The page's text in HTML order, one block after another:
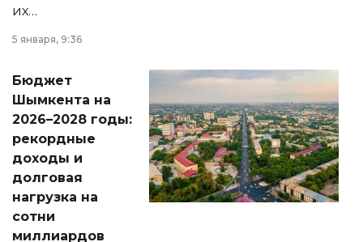
их
принести
народу
Венесуэлы.
5 января, 9:36
Бюджет
Шымкента на
2026–2028 годы:
рекордные
доходы и
долговая
нагрузка на
сотни
миллиардов